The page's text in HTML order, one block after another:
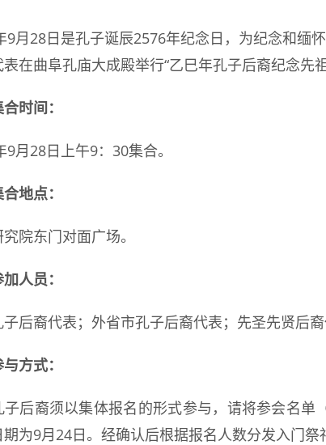
9月28日是孔子诞辰2576年纪念日，为纪念和缅
在曲阜孔庙大成殿举行“乙巳年孔子后裔纪念先
时间：
9月28日上午9：30集合。
地点：
院东门对面广场。
人员：
后裔代表；外省市孔子后裔代表；先圣先贤后裔
方式：
子后裔须以集体报名的形式参与，请将参会名单
为9月24日。经确认后根据报名人数分发入门祭